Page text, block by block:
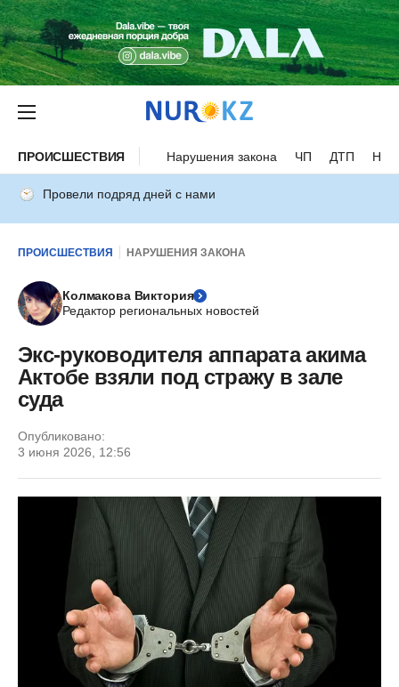
ПРОИСШЕСТВИЯ Нарушения закона ЧП ДТП
Провели подряд дней с нами
ПРОИСШЕСТВИЯ НАРУШЕНИЯ ЗАКОНА
Колмакова Виктория
Редактор региональных новостей
Экс-руководителя аппарата акима
Актобе взяли под стражу в зале
суда
Опубликовано:
3 июня 2026, 12:56